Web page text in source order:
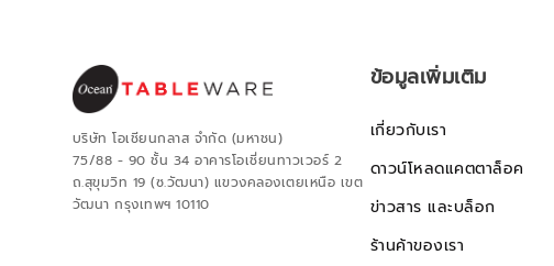
บริษัท โอเชียนกลาส จำกัด (มหาชน)
75/88 - 90 ชั้น 34 อาคารโอเชี่ยนทาวเวอร์ 2
ถ.สุขุมวิท 19 (ซ.วัฒนา) แขวงคลองเตยเหนือ เขต
วัฒนา กรุงเทพฯ 10110
ข้อมูลเพิ่มเติม
เกี่ยวกับเรา
ดาวน์โหลดแคตตาล็อค
ข่าวสาร และบล็อก
ร้านค้าของเรา